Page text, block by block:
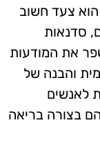
הוא צעד חשוב
סדנאות
את המודעות
והבנה של
לאנשים
בצורה בריאה